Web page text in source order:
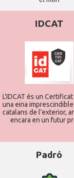
IDCAT
L'IDCAT és un
una eina
catalans de l'exterior,
encara en un futur
Padró